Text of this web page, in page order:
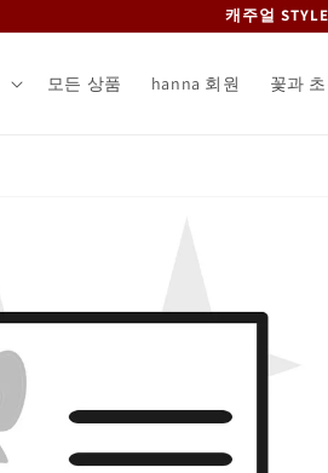
캐주얼
모든 상품 hanna 회원 꽃과